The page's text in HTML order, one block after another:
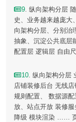
9. 纵向架构分层
史、业务越来越庞大
向架构分层、分别治
抽象、沉淀公共底层
配置层 逻辑层 自由
10. 纵向架构分层
店铺装修后台 无线
规则配置、 数据源
放、站点开放 装修
降级 模块渲染 ……